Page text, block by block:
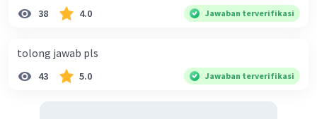
Mengapa dalam masyarakat yang memiliki keberagaman
bahasa, dan budaya. Berdasarkan pernyataan tersebut,
apa yang dapat kalian lakukan untuk menjaga
38 4.0 Jawaban terverifikasi
tolong jawab pls
43 5.0 Jawaban terverifikasi